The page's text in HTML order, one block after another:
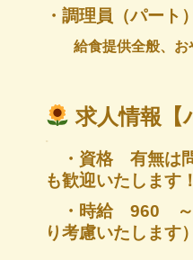
・調理員（パート）
給食提供全般、お
求人情報【
.
・資格 有無は
も歓迎いたします！
・時給 960 ～
り考慮いたします）